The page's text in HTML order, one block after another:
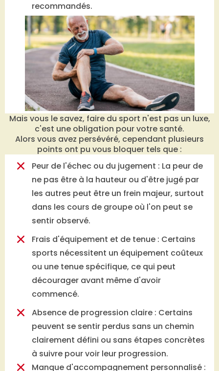
recommandés.
Mais vous le savez, faire du sport n'est pas un luxe,
c'est une obligation pour votre santé.
Alors vous avez persévéré, cependant plusieurs
points ont pu vous bloquer tels que :
Peur de l'échec ou du jugement : La peur de
ne pas être à la hauteur ou d'être jugé par
les autres peut être un frein majeur, surtout
dans les cours de groupe où l'on peut se
sentir observé.
Frais d'équipement et de tenue : Certains
sports nécessitent un équipement coûteux
ou une tenue spécifique, ce qui peut
décourager avant même d'avoir
commencé.
Absence de progression claire : Certains
peuvent se sentir perdus sans un chemin
clairement défini ou sans étapes concrètes
à suivre pour voir leur progression.
Manque d'accompagnement personnalisé :